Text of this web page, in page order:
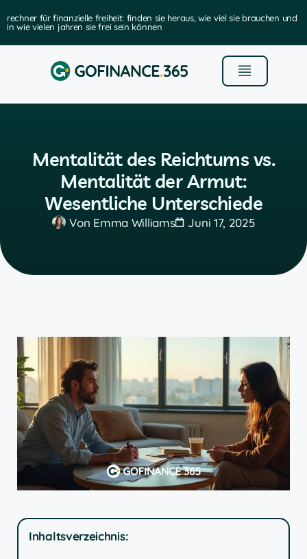
rechner für finanzielle freiheit: finden sie heraus, wie viel sie brauchen und
in wie vielen jahren sie frei sein können
Mentalität des Reichtums vs.
Mentalität der Armut:
Wesentliche Unterschiede
Von Emma Williams Juni 17, 2025
Inhaltsverzeichnis: